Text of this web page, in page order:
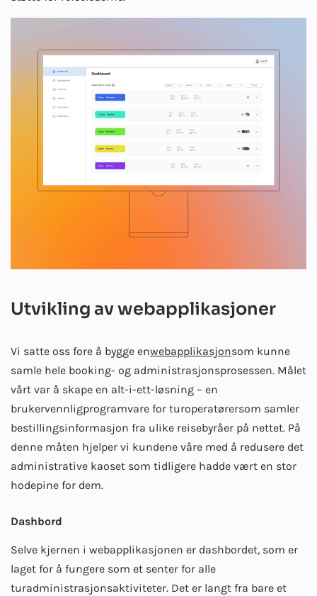
Utvikling av webapplikasjoner
Vi satte oss fore å bygge enwebapplikasjonsom kunne
samle hele booking- og administrasjonsprosessen. Målet
vårt var å skape en alt-i-ett-løsning – en
brukervennligprogramvare for turoperatørersom samler
bestillingsinformasjon fra ulike reisebyråer på nettet. På
denne måten hjelper vi kundene våre med å redusere det
administrative kaoset som tidligere hadde vært en stor
hodepine for dem.
Dashbord
Selve kjernen i webapplikasjonen er dashbordet, som er
laget for å fungere som et senter for alle
turadministrasjonsaktiviteter. Det er langt fra bare et